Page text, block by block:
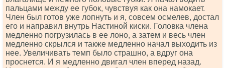
пальцами между ее губок, чувствуя как она намокает.
Член был готов уже лопнуть и я, совсем осмелев, достал
его и направил внутрь Настиной киски. Головка члена
медленно погрузилась в ее лоно, а затем и весь член
медленно скрылся и также медленно начал выходить из
нее. Увеличивать темп было страшно, а вдруг она
проснется. И я медленно двигал член вперед назад.